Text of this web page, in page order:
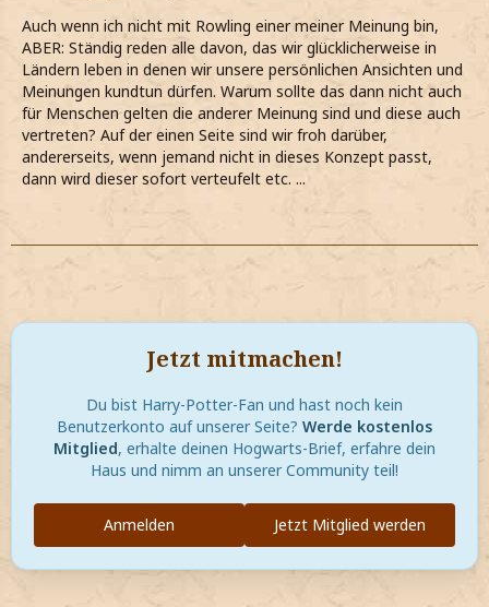
Auch wenn ich nicht mit Rowling einer meiner Meinung bin,
ABER: Ständig reden alle davon, das wir glücklicherweise in
Ländern leben in denen wir unsere persönlichen Ansichten und
Meinungen kundtun dürfen. Warum sollte das dann nicht auch
für Menschen gelten die anderer Meinung sind und diese auch
vertreten? Auf der einen Seite sind wir froh darüber,
andererseits, wenn jemand nicht in dieses Konzept passt,
dann wird dieser sofort verteufelt etc. ...
Jetzt mitmachen!
Du bist Harry-Potter-Fan und hast noch kein
Benutzerkonto auf unserer Seite? Werde kostenlos
Mitglied, erhalte deinen Hogwarts-Brief, erfahre dein
Haus und nimm an unserer Community teil!
Jetzt Mitglied werden
Anmelden